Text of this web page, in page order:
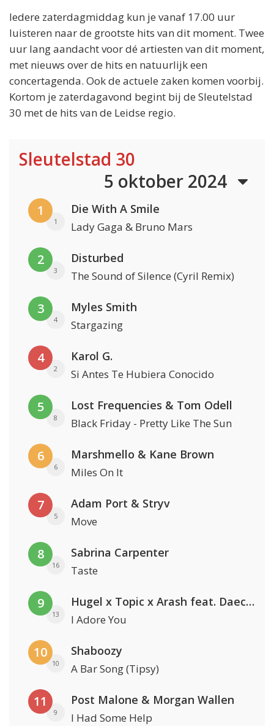
Iedere zaterdagmiddag kun je vanaf 17.00 uur
luisteren naar de grootste hits van dit moment. Twee
uur lang aandacht voor dé artiesten van dit moment,
met nieuws over de hits en natuurlijk een
concertagenda. Ook de actuele zaken komen voorbij.
Kortom je zaterdagavond begint bij de Sleutelstad
30 met de hits van de Leidse regio.
Sleutelstad 30
5 oktober 2024
1
1
Die With A Smile
Lady Gaga & Bruno Mars
2
3
Disturbed
The Sound of Silence (Cyril Remix)
3
4
Myles Smith
Stargazing
4
2
Karol G.
Si Antes Te Hubiera Conocido
5
8
Lost Frequencies & Tom Odell
Black Friday - Pretty Like The Sun
6
6
Marshmello & Kane Brown
Miles On It
7
5
Adam Port & Stryv
Move
8
16
Sabrina Carpenter
Taste
9
13
Hugel x Topic x Arash feat. Daecolm
I Adore You
10
10
Shaboozy
A Bar Song (Tipsy)
11
9
Post Malone & Morgan Wallen
I Had Some Help